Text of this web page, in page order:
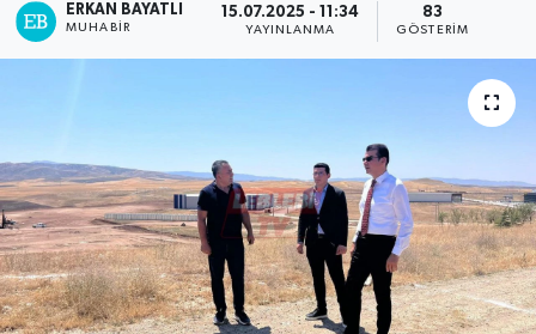
ERKAN BAYATLI
MUHABIR
15.07.2025 - 11:34
YAYINLANMA
83
GÖSTERIM